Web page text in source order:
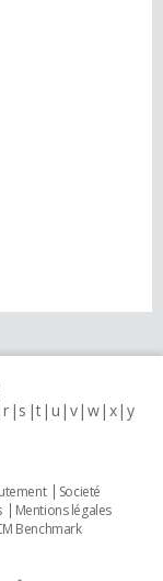
r s t u v w x y
Societé
Mentions légales
Benchmark